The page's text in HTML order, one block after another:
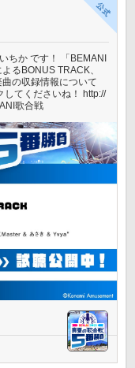
ちか です！ 「BEMANI
るBONUS TRACK、
の収録情報について
してくださいね！ http://
歌合戦